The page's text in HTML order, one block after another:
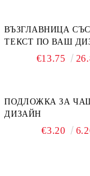
ВЪЗГЛАВНИЦА
ТЕКСТ ПО ВАШ
€13.75
ПОДЛОЖКА ЗА
ДИЗАЙН
€3.20